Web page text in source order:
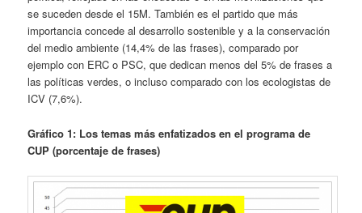
se suceden desde el 15M. También es el partido que más
importancia concede al desarrollo sostenible y a la conservación
del medio ambiente (14,4% de las frases), comparado por
ejemplo con ERC o PSC, que dedican menos del 5% de frases a
las políticas verdes, o incluso comparado con los ecologistas de
ICV (7,6%).
Gráfico 1: Los temas más enfatizados en el programa de
CUP (porcentaje de frases)